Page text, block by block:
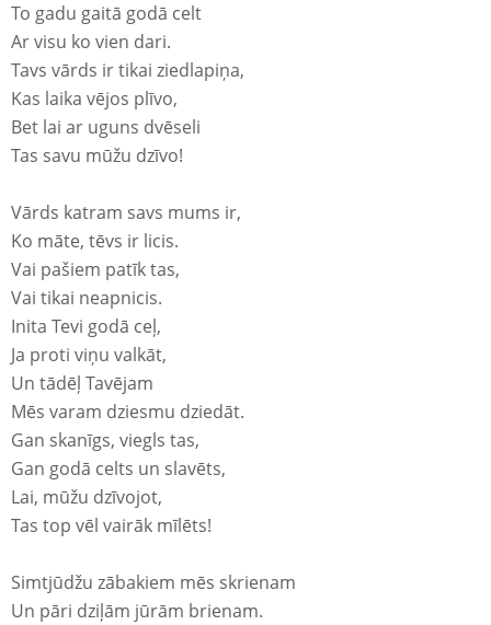
To gadu gaitā godā celt
Ar visu ko vien dari.
Tavs vārds ir tikai ziedlapiņa,
Kas laika vējos plīvo,
Bet lai ar uguns dvēseli
Tas savu mūžu dzīvo!
Vārds katram savs mums ir,
Ko māte, tēvs ir licis.
Vai pašiem patīk tas,
Vai tikai neapnicis.
Inita Tevi godā ceļ,
Ja proti viņu valkāt,
Un tādēļ Tavējam
Mēs varam dziesmu dziedāt.
Gan skanīgs, viegls tas,
Gan godā celts un slavēts,
Lai, mūžu dzīvojot,
Tas top vēl vairāk mīlēts!
Simtjūdžu zābakiem mēs skrienam
Un pāri dziļām jūrām brienam.